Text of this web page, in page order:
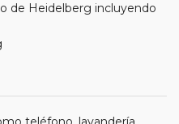
de Heidelberg incluyendo